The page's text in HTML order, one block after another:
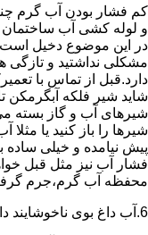
کم فشار بودن آب گرم
و لوله کشی آب
در این موضوع دخیل
مشکلی نداشتید و تازگی
دارد.قبل از تماس با
شاید شیر فلکه آبگرمکن
شیرهای آب و گاز بسته
شیرها را باز کنید یا
پیش نیامده و خیلی ساده
فشار آب نیز مثل قبل
محفظه آب گرم،جرم
6.آب داغ بوی ناخوشایند دارد